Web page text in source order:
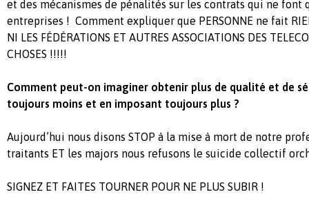
et des mécanismes de pénalités sur les contrats qui ne font
entreprises ! Comment expliquer que PERSONNE ne fait RIEN
NI LES FÉDÉRATIONS ET AUTRES ASSOCIATIONS DES
CHOSES !!!!!
Comment peut-on imaginer obtenir plus de qualité et de
toujours moins et en imposant toujours plus ?
Aujourd’hui nous disons STOP à la mise à mort de notre
traitants ET les majors nous refusons le suicide collectif
SIGNEZ ET FAITES TOURNER POUR NE PLUS SUBIR !